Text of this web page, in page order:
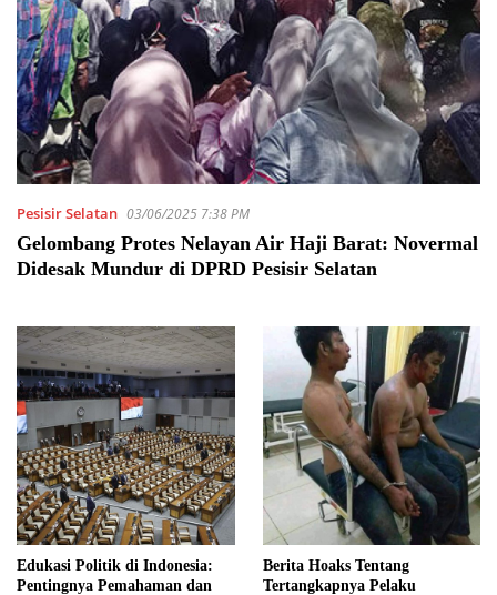
Pesisir Selatan 03/06/2025 7:38 PM
Gelombang Protes Nelayan Air Haji Barat: Novermal
Didesak Mundur di DPRD Pesisir Selatan
Edukasi Politik di Indonesia:
Pentingnya Pemahaman dan
Berita Hoaks Tentang
Tertangkapnya Pelaku